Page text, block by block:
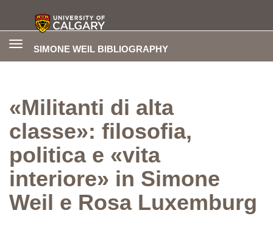
SIMONE WEIL BIBLIOGRAPHY
Toggle
«Militanti di alta
classe»: filosofia,
politica e «vita
interiore» in Simone
Weil e Rosa Luxemburg